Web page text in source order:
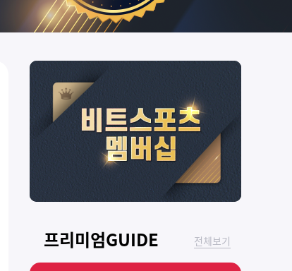
프리미엄GUIDE 전체보기